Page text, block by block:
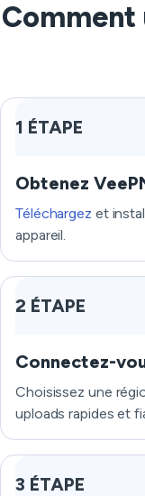
Comment
1 ÉTAPE
Obtenez
Téléchargez et
appareil.
2 ÉTAPE
Connectez-
Choisissez une
uploads rapides et
3 ÉTAPE